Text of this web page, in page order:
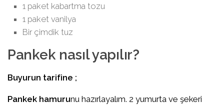
1 paket kabartma tozu
1 paket vanilya
Bir çimdik tuz
Pankek nasıl yapılır?
Buyurun tarifine ;
Pankek hamurunu hazırlayalım. 2 yumurta ve şekeri